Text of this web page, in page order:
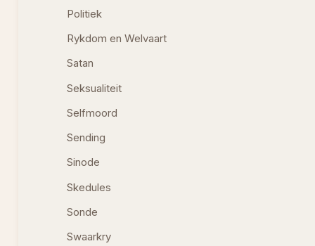
Politiek
Rykdom en Welvaart
Satan
Seksualiteit
Selfmoord
Sending
Sinode
Skedules
Sonde
Swaarkry